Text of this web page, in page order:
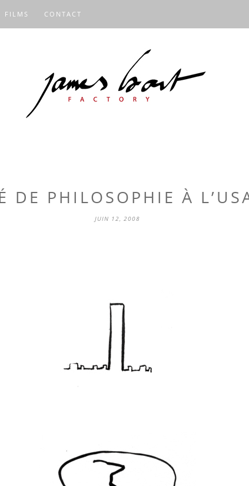
FILMS CONTACT
DE PHILOSOPHIE À
JUIN 12, 2008